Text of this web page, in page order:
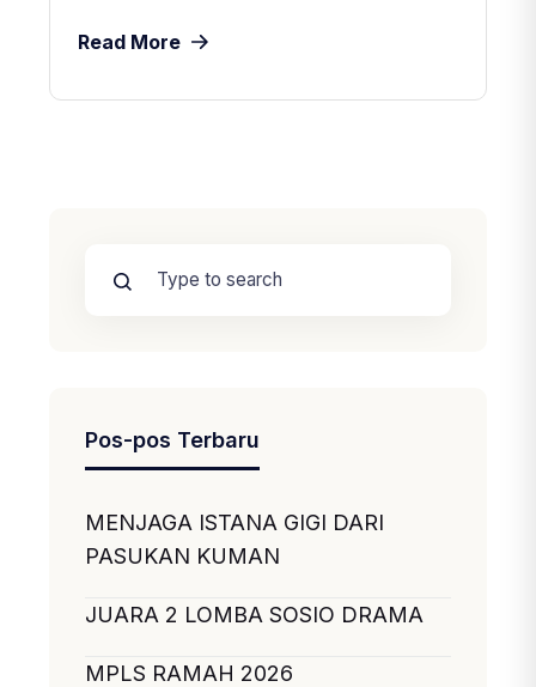
Read More
Pos-pos Terbaru
MENJAGA ISTANA GIGI DARI
PASUKAN KUMAN
JUARA 2 LOMBA SOSIO DRAMA
MPLS RAMAH 2026